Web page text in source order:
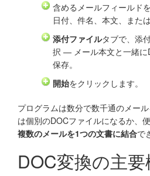
含めるメールフィールド
日付、件名、本文、また
添付ファイルタブで、添
択 — メール本文と一緒に
保存。
開始をクリックします。
プログラムは数分で数千通のメー
は個別のDOCファイルになるか、
複数のメールを1つの文書に結合で
DOC変換の主